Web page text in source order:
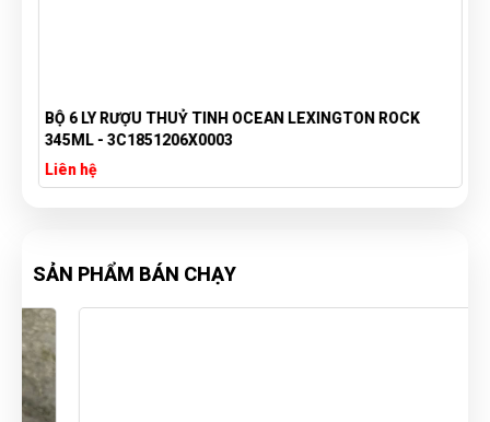
BỘ 6 LY RƯỢU THUỶ TINH OCEAN LEXINGTON ROCK
345ML - 3C1851206X0003
Liên hệ
SẢN PHẨM BÁN CHẠY